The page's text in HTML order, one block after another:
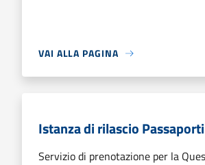
VAI ALLA PAGINA
Istanza di rilascio Passaporti
Servizio di prenotazione per la